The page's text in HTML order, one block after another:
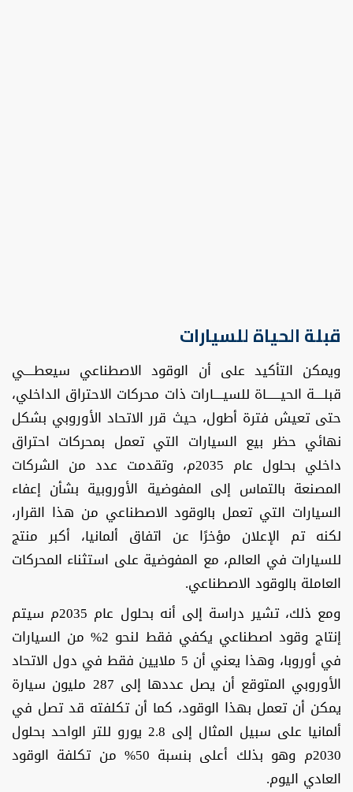
قبلة الحياة للسيارات
ويمكن التأكيد على أن الوقود الاصطناعي سيعطــــي
قبلــــة الحيــــــاة للسيــــارات ذات محركات الاحتراق الداخلي،
حتى تعيش فترة أطول، حيث قرر الاتحاد الأوروبي بشكل
نهائي حظر بيع السيارات التي تعمل بمحركات احتراق
داخلي بحلول عام 2035م، وتقدمت عدد من الشركات
المصنعة بالتماس إلى المفوضية الأوروبية بشأن إعفاء
السيارات التي تعمل بالوقود الاصطناعي من هذا القرار،
لكنه تم الإعلان مؤخرًا عن اتفاق ألمانيا، أكبر منتج
للسيارات في العالم، مع المفوضية على استثناء المحركات
العاملة بالوقود الاصطناعي.
ومع ذلك، تشير دراسة إلى أنه بحلول عام 2035م سيتم
إنتاج وقود اصطناعي يكفي فقط لنحو 2% من السيارات
في أوروبا، وهذا يعني أن 5 ملايين فقط في دول الاتحاد
الأوروبي المتوقع أن يصل عددها إلى 287 مليون سيارة
يمكن أن تعمل بهذا الوقود، كما أن تكلفته قد تصل في
ألمانيا على سبيل المثال إلى 2.8 يورو للتر الواحد بحلول
2030م وهو بذلك أعلى بنسبة 50% من تكلفة الوقود
العادي اليوم.